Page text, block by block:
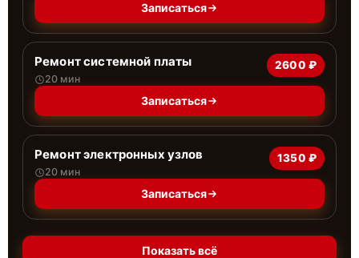
Записаться
Ремонт системной платы
20 мин
2600 ₽
Записаться
Ремонт электронных узлов
20 мин
1350 ₽
Записаться
Показать всё